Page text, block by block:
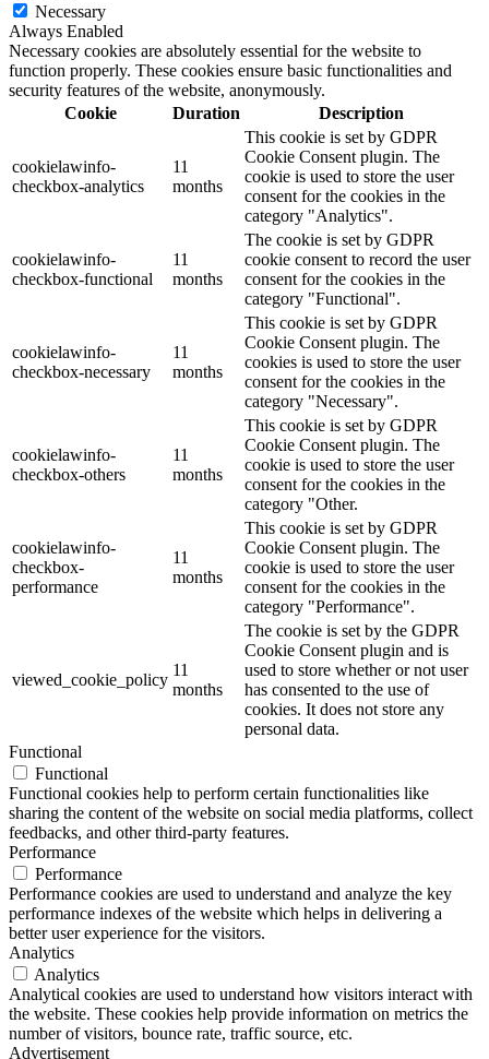
Necessary
Always Enabled
Necessary cookies are absolutely essential for the website to
function properly. These cookies ensure basic functionalities and
security features of the website, anonymously.
Cookie
Duration Description
cookielawinfo-
checkbox-analytics
11
months
This cookie is set by GDPR
Cookie Consent plugin. The
cookie is used to store the user
consent for the cookies in the
category "Analytics".
cookielawinfo-
checkbox-functional
11
months
The cookie is set by GDPR
cookie consent to record the user
consent for the cookies in the
category "Functional".
cookielawinfo-
checkbox-necessary
11
months
This cookie is set by GDPR
Cookie Consent plugin. The
cookies is used to store the user
consent for the cookies in the
category "Necessary".
cookielawinfo-
checkbox-others
11
months
This cookie is set by GDPR
Cookie Consent plugin. The
cookie is used to store the user
consent for the cookies in the
category "Other.
cookielawinfo-
checkbox-
performance
11
months
This cookie is set by GDPR
Cookie Consent plugin. The
cookie is used to store the user
consent for the cookies in the
category "Performance".
viewed_cookie_policy
11
months
The cookie is set by the GDPR
Cookie Consent plugin and is
used to store whether or not user
has consented to the use of
cookies. It does not store any
personal data.
Functional
Functional
Functional cookies help to perform certain functionalities like
sharing the content of the website on social media platforms, collect
feedbacks, and other third-party features.
Performance
Performance
Performance cookies are used to understand and analyze the key
performance indexes of the website which helps in delivering a
better user experience for the visitors.
Analytics
Analytics
Analytical cookies are used to understand how visitors interact with
the website. These cookies help provide information on metrics the
number of visitors, bounce rate, traffic source, etc.
Advertisement